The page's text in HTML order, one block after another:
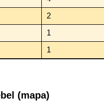
2
1
1
(mapa)